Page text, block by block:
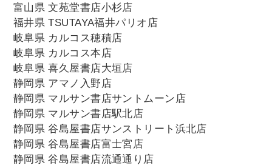
富山県 文苑堂書店小杉店
福井県 TSUTAYA福井パリオ店
岐阜県 カルコス穂積店
岐阜県 カルコス本店
岐阜県 喜久屋書店大垣店
静岡県 アマノ入野店
静岡県 マルサン書店サントムーン店
静岡県 マルサン書店駅北店
静岡県 谷島屋書店サンストリート浜北店
静岡県 谷島屋書店富士宮店
静岡県 谷島屋書店流通通り店